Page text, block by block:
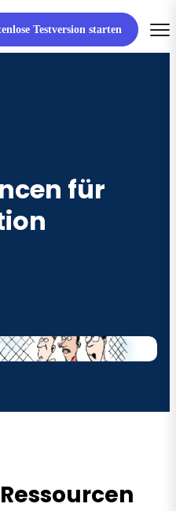
Testversion starten
für